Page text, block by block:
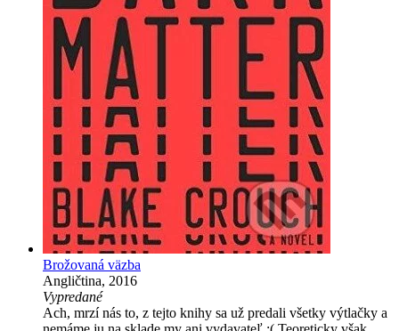
Brožovaná väzba
Angličtina, 2016
Vypredané
Ach, mrzí nás to, z tejto knihy sa už predali všetky výtlačky a